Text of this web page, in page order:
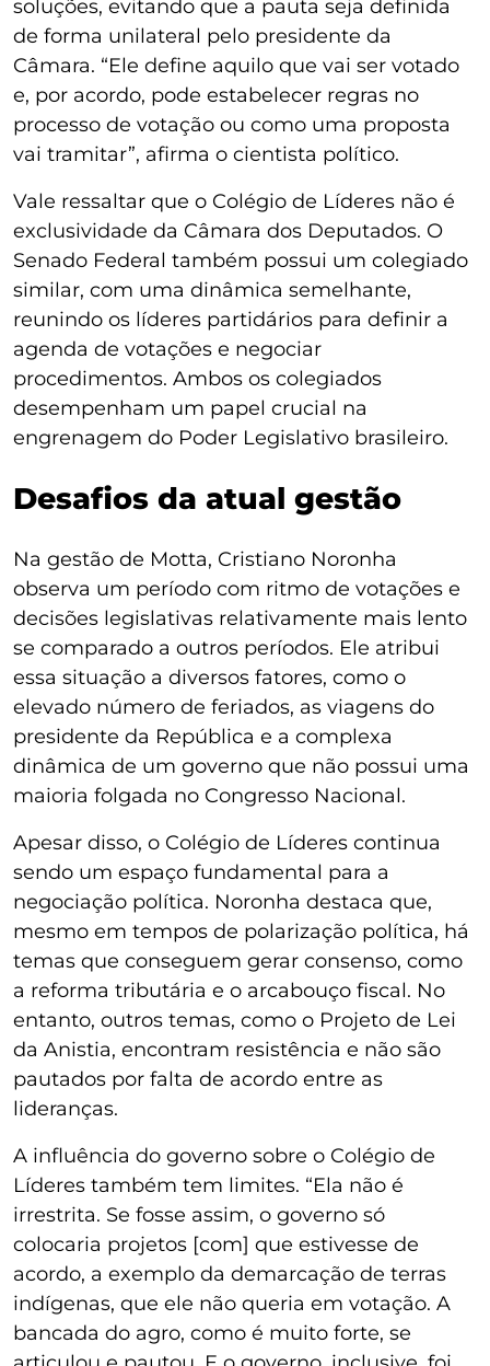
soluções, evitando que a pauta seja definida
de forma unilateral pelo presidente da
Câmara. “Ele define aquilo que vai ser votado
e, por acordo, pode estabelecer regras no
processo de votação ou como uma proposta
vai tramitar”, afirma o cientista político.
Vale ressaltar que o Colégio de Líderes não é
exclusividade da Câmara dos Deputados. O
Senado Federal também possui um colegiado
similar, com uma dinâmica semelhante,
reunindo os líderes partidários para definir a
agenda de votações e negociar
procedimentos. Ambos os colegiados
desempenham um papel crucial na
engrenagem do Poder Legislativo brasileiro.
Desafios da atual gestão
Na gestão de Motta, Cristiano Noronha
observa um período com ritmo de votações e
decisões legislativas relativamente mais lento
se comparado a outros períodos. Ele atribui
essa situação a diversos fatores, como o
elevado número de feriados, as viagens do
presidente da República e a complexa
dinâmica de um governo que não possui uma
maioria folgada no Congresso Nacional.
Apesar disso, o Colégio de Líderes continua
sendo um espaço fundamental para a
negociação política. Noronha destaca que,
mesmo em tempos de polarização política, há
temas que conseguem gerar consenso, como
a reforma tributária e o arcabouço fiscal. No
entanto, outros temas, como o Projeto de Lei
da Anistia, encontram resistência e não são
pautados por falta de acordo entre as
lideranças.
A influência do governo sobre o Colégio de
Líderes também tem limites. “Ela não é
irrestrita. Se fosse assim, o governo só
colocaria projetos [com] que estivesse de
acordo, a exemplo da demarcação de terras
indígenas, que ele não queria em votação. A
bancada do agro, como é muito forte, se